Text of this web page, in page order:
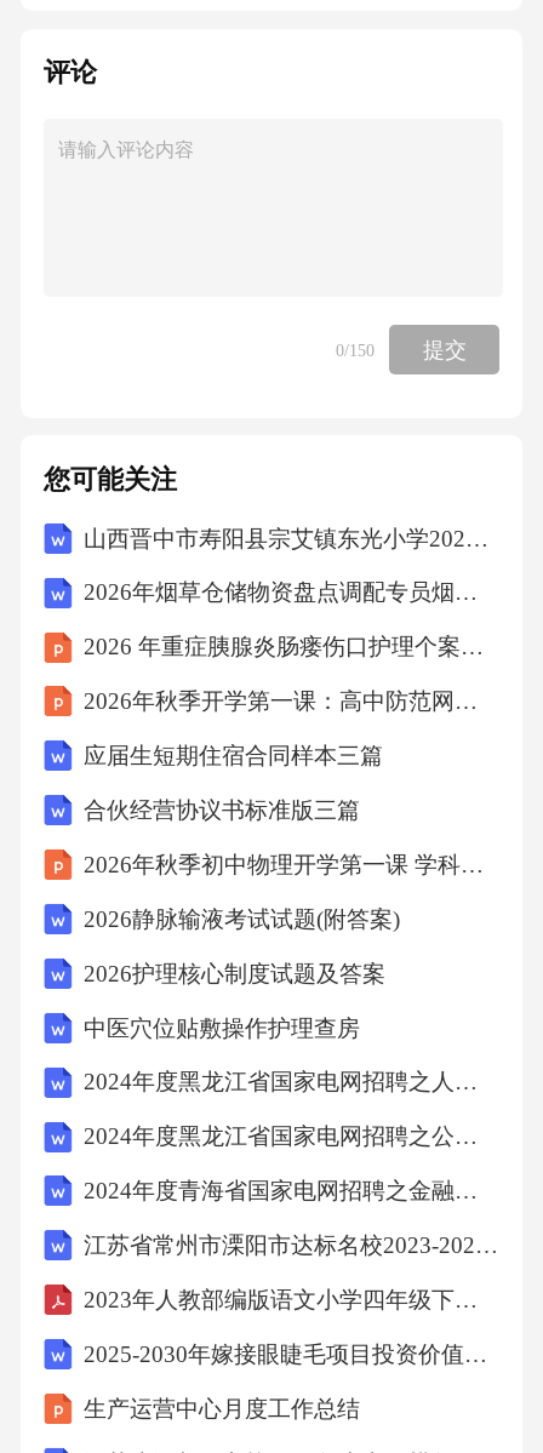
902×6＝
303×3＝
12×2＝
470＋70＝
64×0＝
72×6＝
20×6＝
90×3＝
420×6＝
280＋40＝
55×5＝
10×2＝
评论
0/150 提交
您可能关注
山西晋中市寿阳县宗艾镇东光小学2025-2026学年第二学期期末学业诊断六年级语文（文字版含答案）
2026年烟草仓储物资盘点调配专员烟草公司招聘考试笔试试题（含答案）
2026 年重症胰腺炎肠瘘伤口护理个案分享
2026年秋季开学第一课：高中防范网络诈骗
应届生短期住宿合同样本三篇
合伙经营协议书标准版三篇
2026年秋季初中物理开学第一课 学科学习方法与策略教案
2026静脉输液考试试题(附答案)
2026护理核心制度试题及答案
中医穴位贴敷操作护理查房
2024年度黑龙江省国家电网招聘之人力资源类高分通关题型题库附解析答案
2024年度黑龙江省国家电网招聘之公共与行业知识过关检测试卷A卷附答案
2024年度青海省国家电网招聘之金融类通关题库(附答案)
江苏省常州市溧阳市达标名校2023-2024学年中考联考数学试题含解析
2023年人教部编版语文小学四年级下册第三单元教学设计
2025-2030年嫁接眼睫毛项目投资价值分析报告
生产运营中心月度工作总结